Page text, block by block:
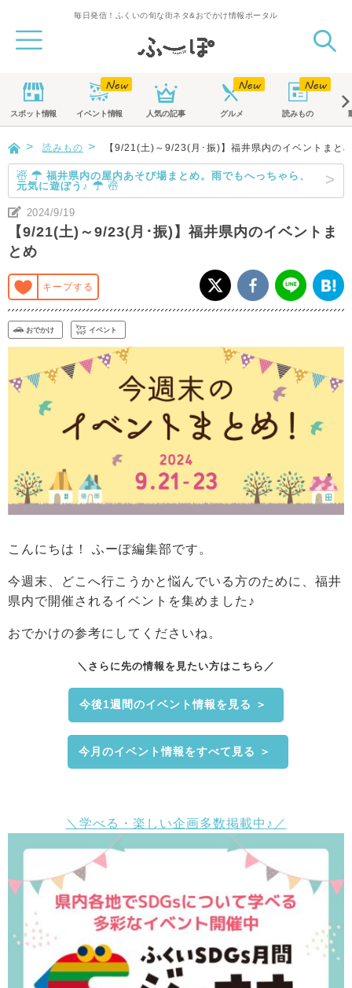
毎日発信！ふくいの旬な街ネタ&おでかけ情報ポータル
スポット情報 イベント情報 人気の記事 グルメ 読みもの
読みもの 【9/21(土)～9/23(月･振)】福井県内のイベントまと
☃ ☂ 福井県内の屋内あそび場まとめ。雨でもへっちゃら、
元気に遊ぼう♪ ☂ ☃
2024/9/19
【9/21(土)～9/23(月･振)】福井県内のイベントま
とめ
キープする
おでかけ イベント
こんにちは！ ふーぽ編集部です。
今週末、どこへ行こうかと悩んでいる方のために、福井
県内で開催されるイベントを集めました♪
おでかけの参考にしてくださいね。
＼さらに先の情報を見たい方はこちら／
今後1週間のイベント情報を見る ＞
今月のイベント情報をすべて見る ＞
＼学べる・楽しい企画多数掲載中♪／